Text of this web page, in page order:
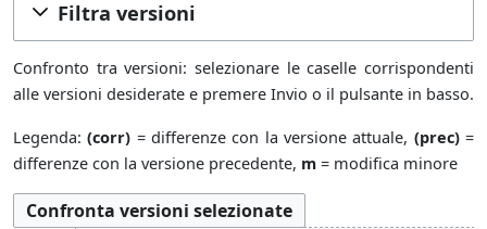
Filtra versioni
Confronto tra versioni: selezionare le caselle corrispondenti
alle versioni desiderate e premere Invio o il pulsante in basso.
Legenda:(corr) = differenze con la versione attuale, (prec)=
differenze con la versione precedente, m = modifica minore